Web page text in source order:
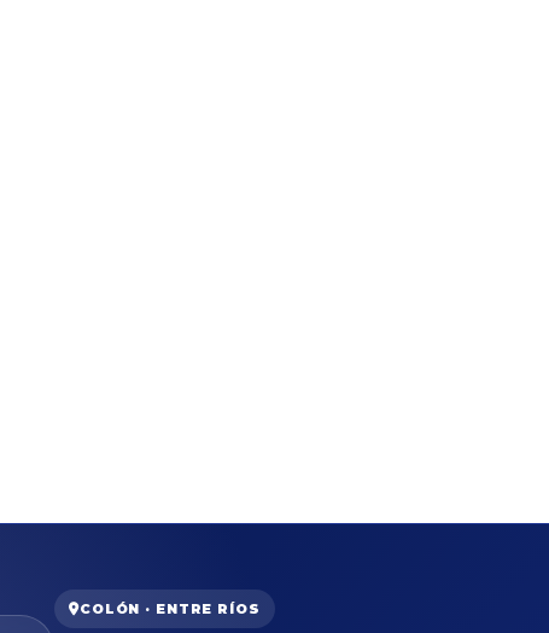
COLÓN · ENTRE RÍOS